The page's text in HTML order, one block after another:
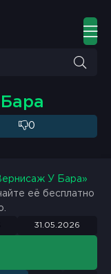
0
У Бара»
её бесплатно
31.05.2026